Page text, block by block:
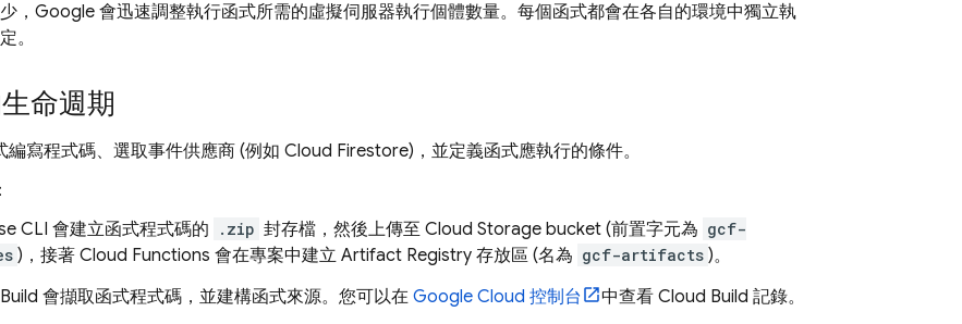
少，Google 會迅速調整執行函式所需的虛擬伺服器執行個體數量。每個函式都會在各自的環境中獨立執
。
生命週期
編寫程式碼、選取事件供應商 (例如 Cloud Firestore)，並定義函式應執行的條件。
CLI 會建立函式程式碼的 .zip 封存檔，然後上傳至 Cloud Storage bucket (前置字元為 gcf-
)，接著 Cloud Functions 會在專案中建立 Artifact Registry 存放區 (名為 gcf-artifacts )。
會擷取函式程式碼，並建構函式來源。您可以在 Google Cloud 控制台 中查看 Cloud Build 記錄。